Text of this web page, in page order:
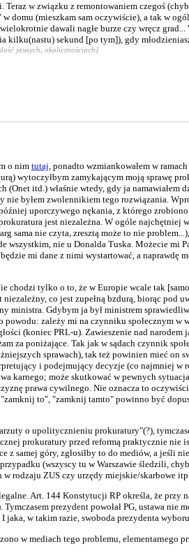
w związku z remontowaniem czegoś
domu (mieszkam sam oczywiście), a tak w
dawali nagłe burze czy wręcz
kilku(nastu) sekund [po tym]), gdy
jasnych, okolicznościach]
o nim tutaj, ponadto wzmiankowałem w
wytoczyłbym zamykającym moją sprawę
itd.) właśnie wtedy, gdy ja
nie byłem zwolennikiem tego rozwiązania.
uporczywego nękania, z którego
prokuratura jest niezależna. W ogóle
sama nie czyta, zresztą może to nie
nie u Donalda Tuska. Możecie mi
mi dane z nimi wystartować, a
chodzi tylko o to, że w Europie wcale tak
niezależny, co jest zupełną bzdurą, biorąc
ministra. Gdybym ja był ministrem
powodu: zależy mi na czynniku społecznym
(koniec PRL-u). Zawieszenie nad
za poniżające. Tak jak w sądach czynnik
sprawach), tak też powinien mieć on
i podejmujący decyzje (co najmniej
karnego; może skutkować w pewnych
prawa cywilnego. Nie oznacza to
to", "zamknij tamto" powinno być
o upolitycznieniu prokuratury"(?),
prokuratury przed reformą praktycznie
z samej góry, zgłosiłby to do mediów, a jeśli
(wszyscy tu w Warszawie śledzili,
rodzaju ZUS czy urzędy miejskie/skarbowe itp.
Art. 144 Konstytucji RP określa, że przy
prezydent powołał PG, ustawa
I jaka, w takim razie, swoboda prezydenta
w mediach tego problemu,